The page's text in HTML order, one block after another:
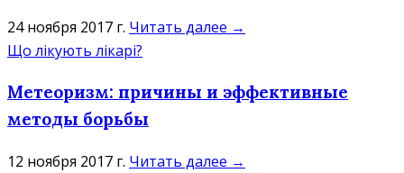
24 ноября 2017 г. Читать далее →
Що лікують лікарі?
Метеоризм: причины и эффективные
методы борьбы
12 ноября 2017 г. Читать далее →